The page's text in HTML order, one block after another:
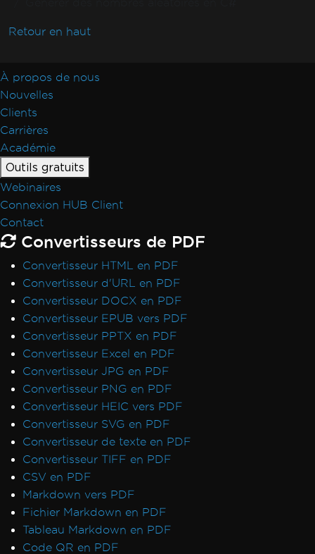
Retour en haut
À propos de nous
Nouvelles
Clients
Carrières
Académie
Outils gratuits
Webinaires
Connexion HUB Client
Contact
Convertisseurs de PDF
Convertisseur HTML en PDF
Convertisseur d'URL en PDF
Convertisseur DOCX en PDF
Convertisseur EPUB vers PDF
Convertisseur PPTX en PDF
Convertisseur Excel en PDF
Convertisseur JPG en PDF
Convertisseur PNG en PDF
Convertisseur HEIC vers PDF
Convertisseur SVG en PDF
Convertisseur de texte en PDF
Convertisseur TIFF en PDF
CSV en PDF
Markdown vers PDF
Fichier Markdown en PDF
Tableau Markdown en PDF
Code QR en PDF